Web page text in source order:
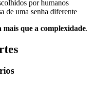
por humanos
de uma senha diferente
que a complexidade.